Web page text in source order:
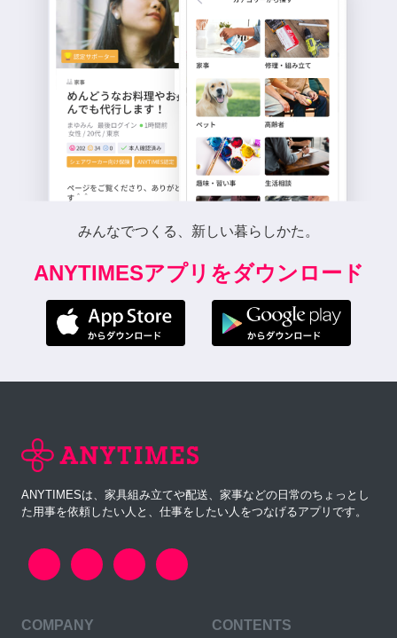
みんなでつくる、新しい暮らしかた。
ANYTIMESアプリをダウンロード
ANYTIMESは、家具組み立てや配送、家事などの日常のちょっとし
た用事を依頼したい人と、仕事をしたい人をつなげるアプリです。
COMPANY CONTENTS